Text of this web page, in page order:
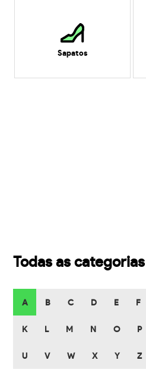
Sapatos
Todas as categorias
A B C D E F
K L M N O P
U V W X Y Z